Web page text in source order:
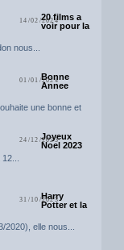
14/02/202420 films a
voir pour la
nous...
01/01/2024
Bonne
Annee
une bonne et
24/12/2023
Joyeux
Noel 2023
31/10/2023
Harry
Potter et la
elle nous...